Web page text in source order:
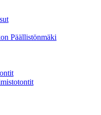
Päällistönmäki